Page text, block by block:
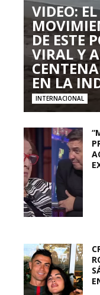
VIDEO:
DE ESTE
VIRAL Y
EN LA
INTERNACIONAL